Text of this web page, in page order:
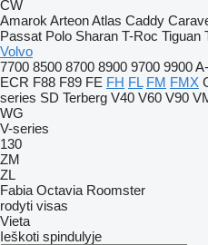
CW
Amarok ArteonAtlas Caddy
Passat Polo Sharan T-Roc Tiguan
Volvo
7700 8500 8700 8900 9700 9900
ECR F88 F89 FE FH FL FM FMX
series SD Terberg V40 V60 V90
WG
V-series
130
ZM
ZL
Fabia Octavia Roomster
rodyti visas
Vieta
Ieškoti spindulyje